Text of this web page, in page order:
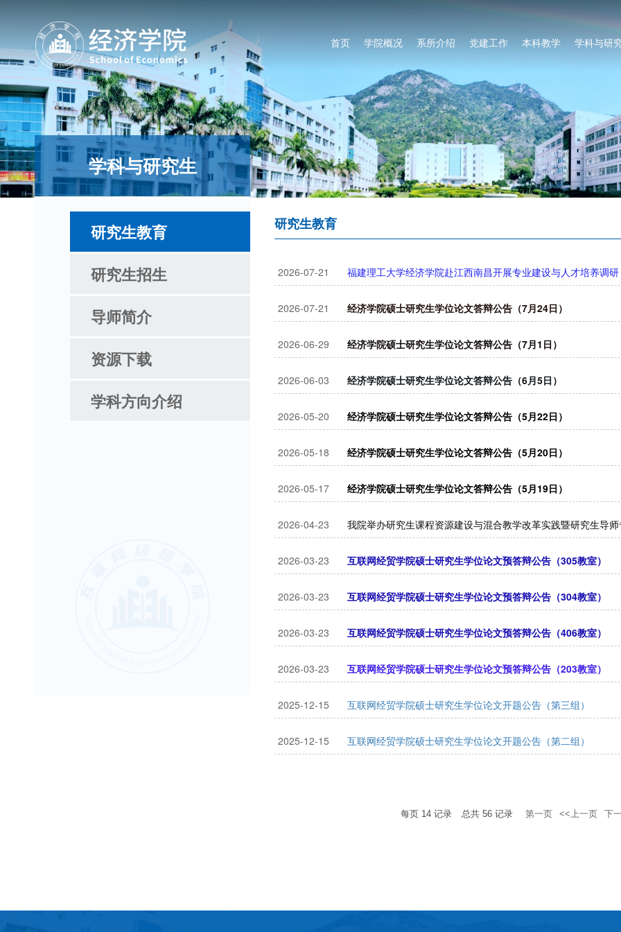
首页 学院概况 系所介绍 党建工作 本科教学 学科与研
学科与研究生
研究生教育
研究生招生
导师简介
资源下载
学科方向介绍
研究生教育
福建理工大学经济学院赴江西南昌开展专业建设与人才培养调研
2026-07-21
经济学院硕士研究生学位论文答辩公告（7月24日）
2026-07-21
经济学院硕士研究生学位论文答辩公告（7月1日）
2026-06-29
经济学院硕士研究生学位论文答辩公告（6月5日）
2026-06-03
经济学院硕士研究生学位论文答辩公告（5月22日）
2026-05-20
经济学院硕士研究生学位论文答辩公告（5月20日）
2026-05-18
经济学院硕士研究生学位论文答辩公告（5月19日）
2026-05-17
我院举办研究生课程资源建设与混合教学改革实践暨研究生导
2026-04-23
互联网经贸学院硕士研究生学位论文预答辩公告（305教室）
2026-03-23
互联网经贸学院硕士研究生学位论文预答辩公告（304教室）
2026-03-23
互联网经贸学院硕士研究生学位论文预答辩公告（406教室）
2026-03-23
互联网经贸学院硕士研究生学位论文预答辩公告（203教室）
2026-03-23
互联网经贸学院硕士研究生学位论文开题公告（第三组）
2025-12-15
互联网经贸学院硕士研究生学位论文开题公告（第二组）
2025-12-15
每页 14 记录 总共 56 记录 第一页 <<上一页 下